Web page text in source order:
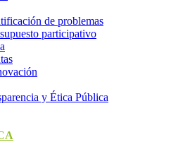
de problemas
participativo​
y Ética Pública